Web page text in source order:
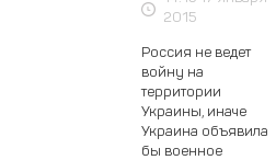
2015
Россия не ведет
войну на
территории
Украины, иначе
Украина объявила
бы военное